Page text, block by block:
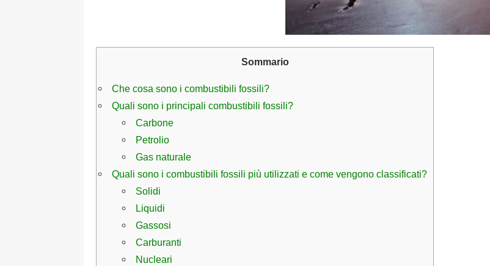
Sommario
Che cosa sono i combustibili fossili?
Quali sono i principali combustibili fossili?
Carbone
Petrolio
Gas naturale
Quali sono i combustibili fossili più utilizzati e come vengono classificati?
Solidi
Liquidi
Gassosi
Carburanti
Nucleari